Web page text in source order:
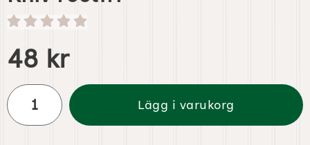
Handla denna produkt Kniv rostfri
pris
48 kr
antal
Lägg i varukorg